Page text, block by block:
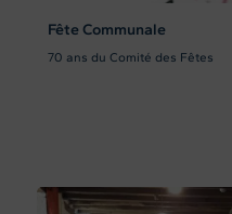
Fête Communale
70 ans du Comité des Fêtes